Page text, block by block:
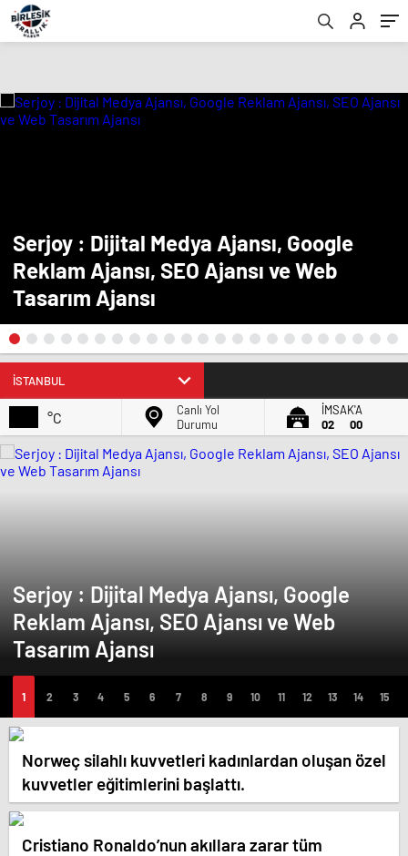
Serjoy : Dijital Medya Ajansı, Google
Reklam Ajansı, SEO Ajansı ve Web
Tasarım Ajansı
°C
Canlı Yol
Durumu
İMSAK'A
02
00
Serjoy : Dijital Medya Ajansı, Google
Reklam Ajansı, SEO Ajansı ve Web
Tasarım Ajansı
Norweç silahlı kuvvetleri kadınlardan oluşan özel
kuvvetler eğitimlerini başlattı.
Cristiano Ronaldo’nun akıllara zarar tüm